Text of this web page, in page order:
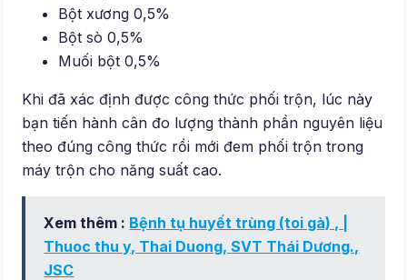
Bột xương 0,5%
Bột sò 0,5%
Muối bột 0,5%
Khi đã xác định được công thức phối trộn, lúc này
bạn tiến hành cân đo lượng thành phần nguyên liệu
theo đúng công thức rồi mới đem phối trộn trong
máy trộn cho năng suất cao.
Xem thêm : Bệnh tụ huyết trùng (toi gà) , |
Thuoc thu y, Thai Duong, SVT Thái Dương.,
JSC